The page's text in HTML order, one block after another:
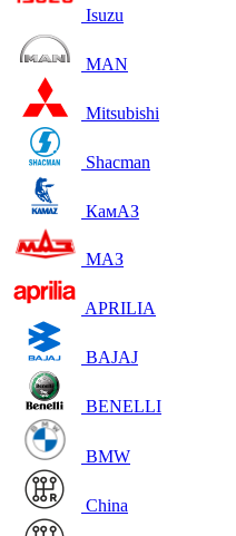
Isuzu
MAN
Mitsubishi
Shacman
КамАЗ
МАЗ
APRILIA
BAJAJ
BENELLI
BMW
China